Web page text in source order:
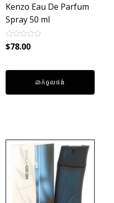
Kenzo Eau De Parfum
Spray 50 ml
Rated
0
5
$78.00
ដាក់ចូលថង់